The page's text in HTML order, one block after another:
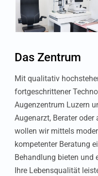
Das Zentrum
Mit qualitativ
fortgeschrittener
Augenzentrum Luzern
Augenarzt, Berater oder
wollen wir mittels
kompetenter Beratung
Behandlung bieten und
Ihre Lebensqualität